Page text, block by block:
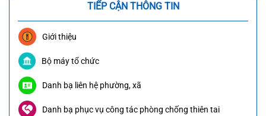
TIẾP CẬN THÔNG TIN
Giới thiệu
Bộ máy tổ chức
Danh bạ liên hệ phường, xã
Danh bạ phục vụ công tác phòng chống thiên tai